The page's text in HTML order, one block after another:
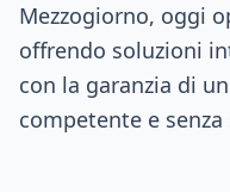
Mezzogiorno, oggi
offrendo soluzioni
con la garanzia di
competente e senza